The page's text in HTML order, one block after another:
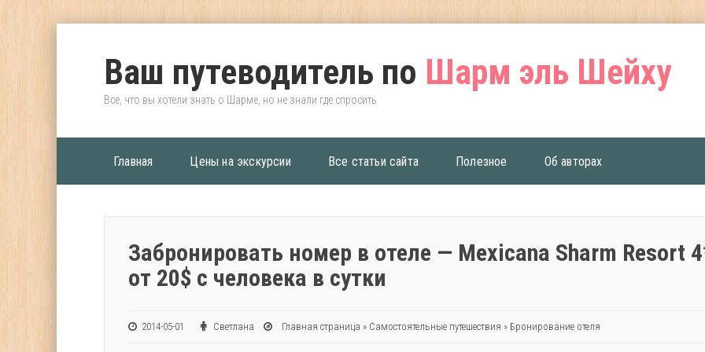
Ваш путеводитель по Шарм эль Шейху
Все, что вы хотели знать о Шарме, но не знали где спросить
Главная Цены на экскурсии Все статьи сайта Полезное Об авторах
Забронировать номер в отеле — Mexicana Sharm Resort
от 20$ с человека в сутки
2014-05-01 Светлана Главная страница » Самостоятельные путешествия » Бронирование отеля